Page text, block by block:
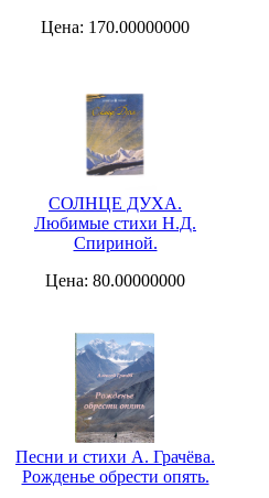
Цена: 170.00000000
СОЛНЦЕ ДУХА.
Любимые стихи Н.Д.
Спириной.
Цена: 80.00000000
Песни и стихи А. Грачёва.
Рожденье обрести опять.